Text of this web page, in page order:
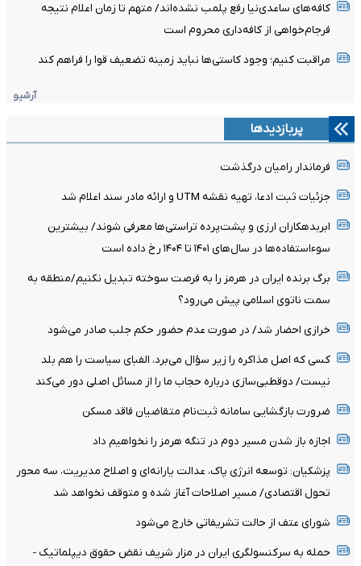
کافه‌های ساعدی‌نیا رفع پلمب نشده‌اند/ متهم تا زمان اعلام نتیجه
فرجام‌خواهی از کافه‌داری محروم است
مراقبت کنیم؛ وجود کاستی‌ها نباید زمینه تضعیف قوا را فراهم کند
آرشیو
پربازدیدها
فرماندار رامیان درگذشت
جزئیات ثبت ادعا، تهیه نقشه UTM و ارائه مادر سند اعلام شد
ابربدهکاران ارزی و پشت‌پرده تراستی‌ها معرفی شوند/ بیشترین
سوءاستفاده‌ها در سال‌های ۱۴۰۱ تا ۱۴۰۴ رخ داده است
برگ برنده ایران در هرمز را به فرصت سوخته تبدیل نکنیم/منطقه به
سمت ناتوی اسلامی پیش می‌رود؟
خرازی احضار شد/ در صورت عدم حضور حکم جلب صادر می‌شود
کسی که اصل مذاکره را زیر سؤال می‌برد، الفبای سیاست را هم بلد
نیست/ دوقطبی‌سازی درباره حجاب ما را از مسائل اصلی دور می‌کند
ضرورت بازگشایی سامانه ثبت‌نام متقاضیان فاقد مسکن
اجازه باز شدن مسیر دوم در تنگه هرمز را نخواهیم داد
پزشکیان: توسعه انرژی پاک، عدالت یارانه‌ای و اصلاح مدیریت، سه محور
تحول اقتصادی/ مسیر اصلاحات آغاز شده و متوقف نخواهد شد
شورای عتف از حالت تشریفاتی خارج می‌شود
حمله به سرکنسولگری ایران در مزار شریف نقض حقوق دیپلماتیک -